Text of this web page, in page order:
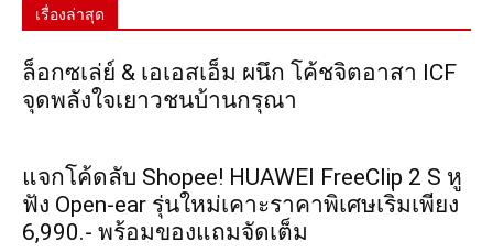
เรื่องล่าสุด
ล็อกซเล่ย์ & เอเอสเอ็ม ผนึก โค้ชจิตอาสา ICF
จุดพลังใจเยาวชนบ้านกรุณา
แจกโค้ดลับ Shopee! HUAWEI FreeClip 2 S หู
ฟัง Open-ear รุ่นใหม่เคาะราคาพิเศษเริ่มเพียง
6,990.- พร้อมของแถมจัดเต็ม